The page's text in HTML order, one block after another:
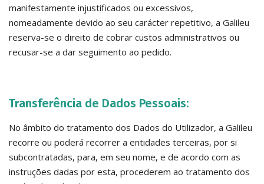
manifestamente injustificados ou excessivos,
nomeadamente devido ao seu carácter repetitivo, a Galileu
reserva-se o direito de cobrar custos administrativos ou
recusar-se a dar seguimento ao pedido.
Transferência de Dados Pessoais:
No âmbito do tratamento dos Dados do Utilizador, a Galileu
recorre ou poderá recorrer a entidades terceiras, por si
subcontratadas, para, em seu nome, e de acordo com as
instruções dadas por esta, procederem ao tratamento dos